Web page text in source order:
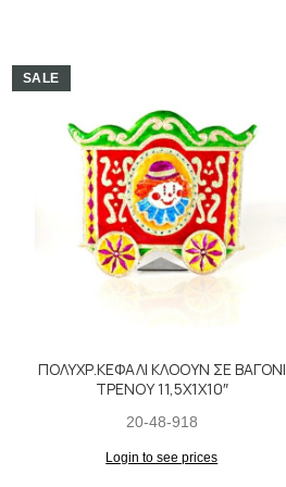
SALE
ΠΟΛΥΧΡ.ΚΕΦΑΛΙ ΚΛΟΟΥΝ ΣΕ ΒΑΓΟΝΙ
ΤΡΕΝΟΥ 11,5X1X10″
20-48-918
Login to see prices